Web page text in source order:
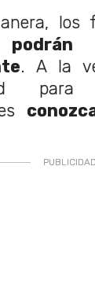
los
podrán
. A la